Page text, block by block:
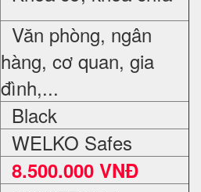
Văn phòng, ngân
hàng, cơ quan, gia
đình,...
Black
WELKO Safes
8.500.000 VNĐ